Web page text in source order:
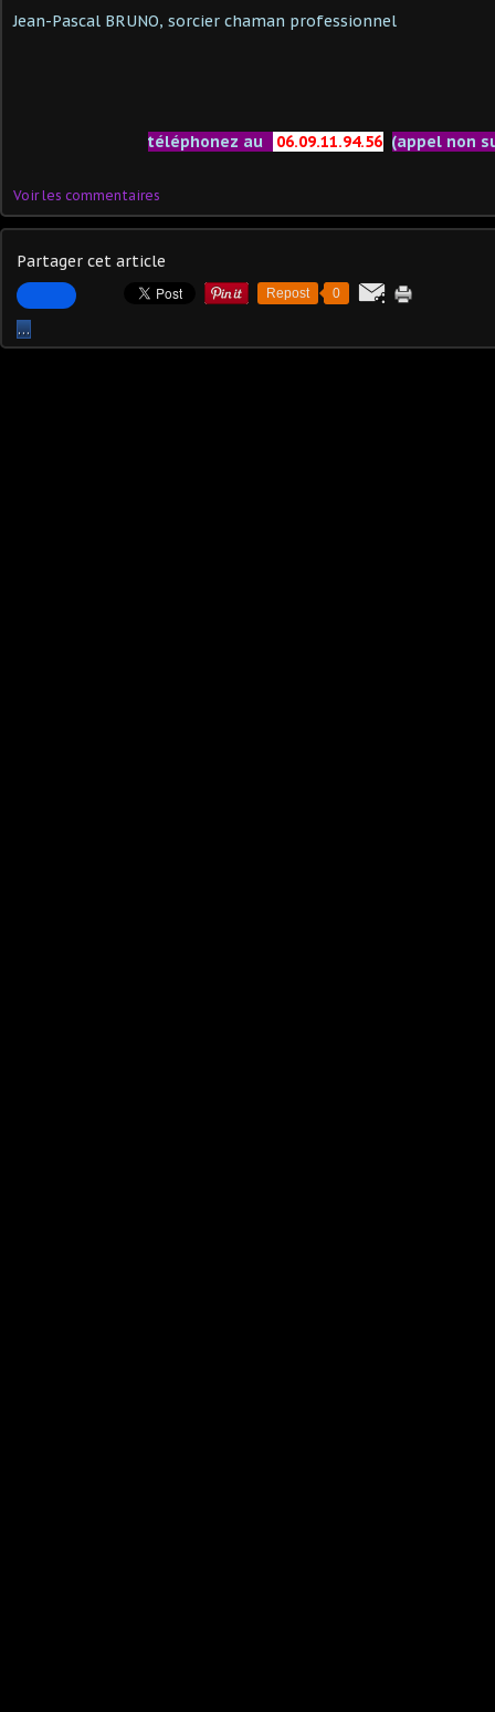
Jean-Pascal BRUNO, sorcier chaman professionnel
téléphonez au 06.09.11.94.56 (appel non
Voir les commentaires
Partager cet article
Repost 0
…